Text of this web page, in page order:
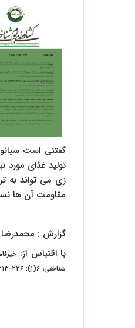
گفتنی است
تولید غذای مورد
زی می تواند به
مقاومت آن ها
گزارش : محمدرضا
با اقتباس از:
شناختی، ۶(۱): ۲۲۶-۲۱۳.